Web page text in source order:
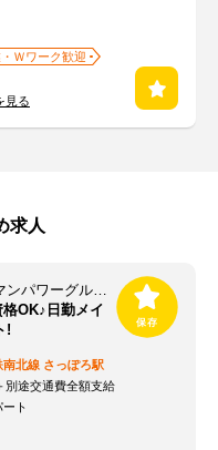
Ｗワーク歓迎
見る
求人
紹介先：札幌市内の施設 紹介元：マンパワーグループ株式会社 札幌支店/856386SS
OK♪日勤メイ
!
南北線 さっぽろ駅
別途交通費全額支給
ト